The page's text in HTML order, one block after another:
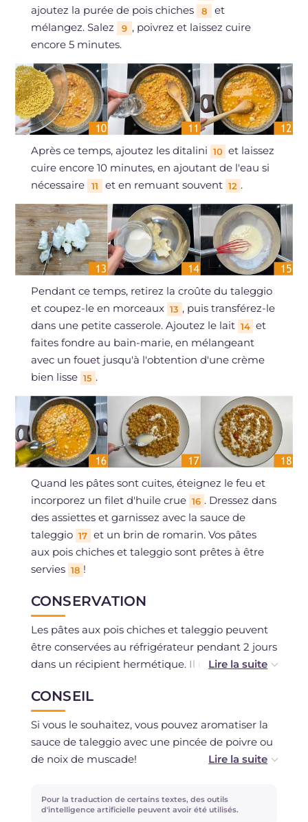
ajoutez la purée de pois chiches 8
et
mélangez. Salez
9 , poivrez et laissez cuire
encore 5 minutes.
Après ce temps, ajoutez les ditalini 10 et laissez
cuire encore 10 minutes, en ajoutant de l'eau si
nécessaire
11 et en remuant souvent 12 .
Pendant ce temps, retirez la croûte du taleggio
et coupez-le en morceaux 13 , puis transférez-le
dans une petite casserole. Ajoutez le lait 14 et
faites fondre au bain-marie, en mélangeant
avec un fouet jusqu'à l'obtention d'une crème
bien lisse 15 .
Quand les pâtes sont cuites, éteignez le feu et
incorporez un filet d'huile crue 16 . Dressez dans
des assiettes et garnissez avec la sauce de
taleggio 17 et un brin de romarin. Vos pâtes
aux pois chiches et taleggio sont prêtes à être
servies 18 !
CONSERVATION
Les pâtes aux pois chiches et taleggio peuvent
être conservées au réfrigérateur pendant 2 jours
dans un récipient hermétique. Il est conseillé
moment de servir.
CONSEIL
Si vous le souhaitez, vous pouvez aromatiser la
sauce de taleggio avec une pincée de poivre ou
de noix de muscade!
Si vous préférez utiliser des pois chiches secs,
laissez-les tremper pendant au moins 12 heures.
Pour la traduction de certains textes, des outils
d'intelligence artificielle peuvent avoir été utilisés.